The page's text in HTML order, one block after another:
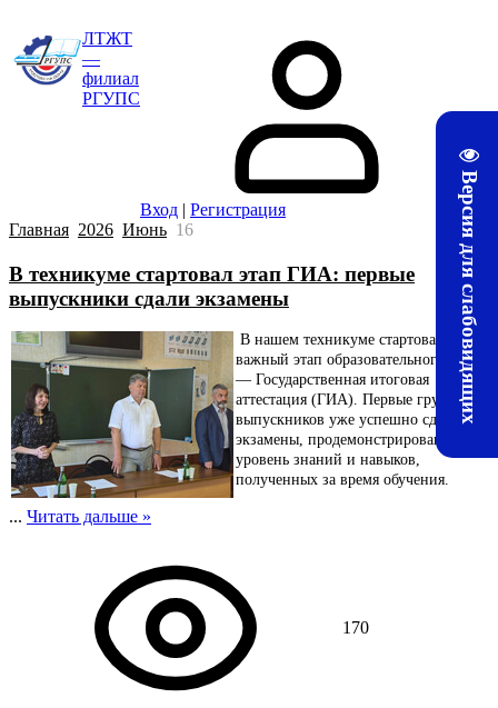
Версия для слабовидящих
ЛТЖТ
—
филиал
РГУПС
Вход | Регистрация
Главная 2026 Июнь 16
В техникуме стартовал этап ГИА: первые
выпускники сдали экзамены
В нашем техникуме стартовал
важный этап образовательного пути
— Государственная итоговая
аттестация (ГИА). Первые группы
выпускников уже успешно сдали
экзамены, продемонстрировав
уровень знаний и навыков,
полученных за время обучения.
... Читать дальше »
170